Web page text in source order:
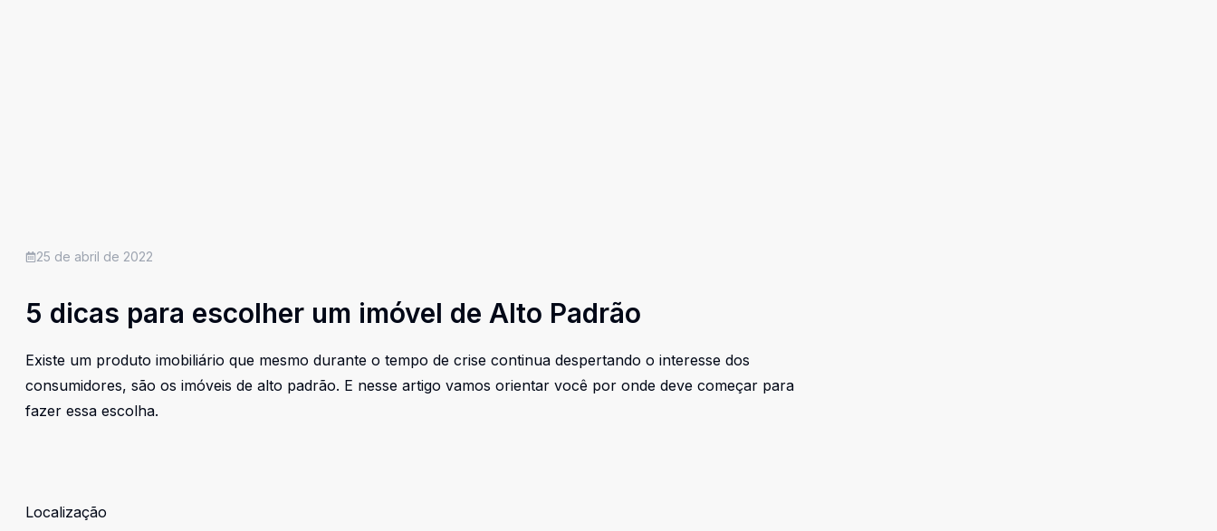
25 de abril de 2022
5 dicas para escolher um imóvel de Alto Padrão
Existe um produto imobiliário que mesmo durante o tempo de crise continua despertando o interesse dos
consumidores, são os imóveis de alto padrão. E nesse artigo vamos orientar você por onde deve começar para
fazer essa escolha.
Localização